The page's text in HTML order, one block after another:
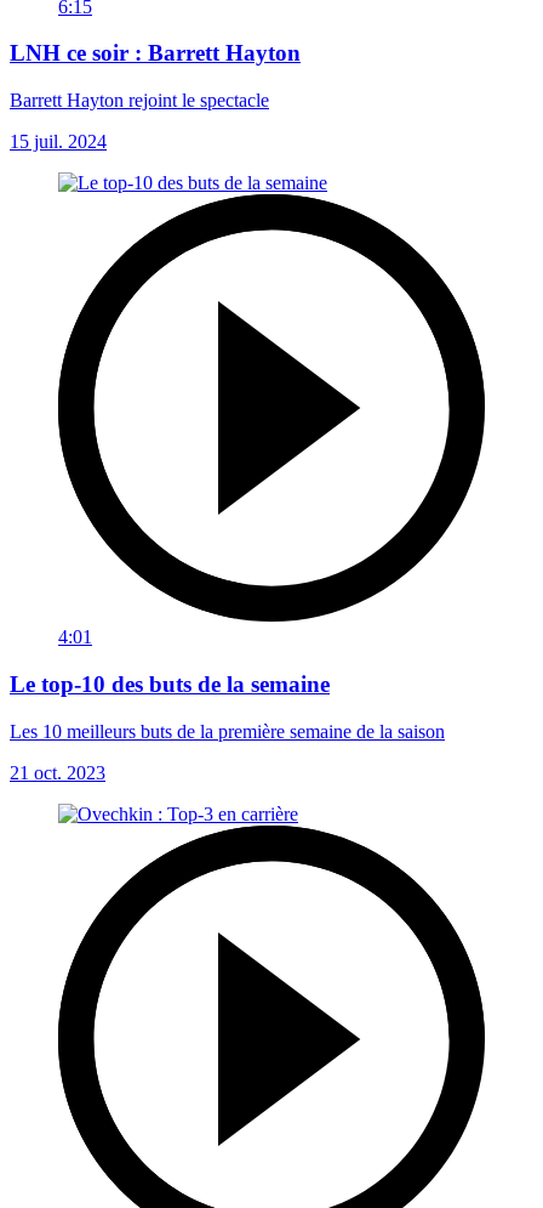
6:15
LNH ce soir : Barrett Hayton
Barrett Hayton rejoint le spectacle
15 juil. 2024
4:01
Le top-10 des buts de la semaine
Les 10 meilleurs buts de la première semaine de la saison
21 oct. 2023